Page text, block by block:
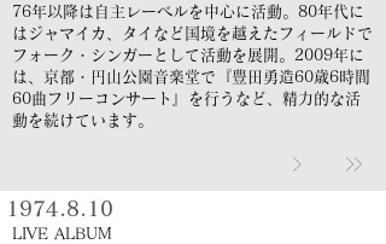
76年以降は自主レーベルを中心に活動。80年代に
はジャマイカ、タイなど国境を越えたフィールドで
フォーク・シンガーとして活動を展開。2009年に
は、京都・円山公園音楽堂で『豊田勇造60歳6時間
60曲フリーコンサート』を行うなど、精力的な活
動を続けています。
1974.8.10
LIVE ALBUM